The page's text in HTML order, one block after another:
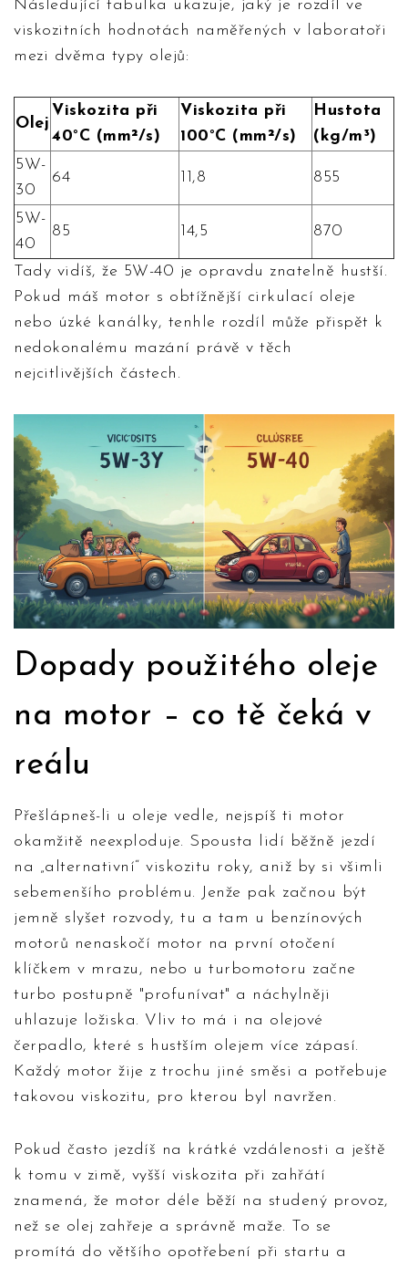
Následující tabulka ukazuje, jaký je rozdíl ve
viskozitních hodnotách naměřených v laboratoři
mezi dvěma typy olejů:
Olej
Viskozita při
40°C (mm²/s)
Viskozita při
100°C (mm²/s)
Hustota
(kg/m³)
5W-
30
64 11,8 855
5W-
40
85 14,5 870
Tady vidíš, že 5W-40 je opravdu znatelně hustší.
Pokud máš motor s obtížnější cirkulací oleje
nebo úzké kanálky, tenhle rozdíl může přispět k
nedokonalému mazání právě v těch
nejcitlivějších částech.
Dopady použitého oleje
na motor – co tě čeká v
reálu
Přešlápneš-li u oleje vedle, nejspíš ti motor
okamžitě neexploduje. Spousta lidí běžně jezdí
na „alternativní“ viskozitu roky, aniž by si všimli
sebemenšího problému. Jenže pak začnou být
jemně slyšet rozvody, tu a tam u benzínových
motorů nenaskočí motor na první otočení
klíčkem v mrazu, nebo u turbomotoru začne
turbo postupně "profunívat" a náchylněji
uhlazuje ložiska. Vliv to má i na olejové
čerpadlo, které s hustším olejem více zápasí.
Každý motor žije z trochu jiné směsi a potřebuje
takovou viskozitu, pro kterou byl navržen.
Pokud často jezdíš na krátké vzdálenosti a ještě
k tomu v zimě, vyšší viskozita při zahřátí
znamená, že motor déle běží na studený provoz,
než se olej zahřeje a správně maže. To se
promítá do většího opotřebení při startu a